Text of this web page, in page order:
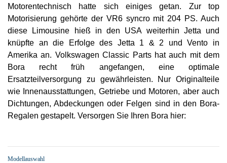
Motorentechnisch hatte sich einiges getan. Zur top
Motorisierung gehörte der VR6 syncro mit 204 PS. Auch
diese Limousine hieß in den USA weiterhin Jetta und
knüpfte an die Erfolge des Jetta 1 & 2 und Vento in
Amerika an. Volkswagen Classic Parts hat auch mit dem
Bora recht früh angefangen, eine optimale
Ersatzteilversorgung zu gewährleisten. Nur Originalteile
wie Innenausstattungen, Getriebe und Motoren, aber auch
Dichtungen, Abdeckungen oder Felgen sind in den Bora-
Regalen gestapelt. Versorgen Sie Ihren Bora hier:
Modellauswahl